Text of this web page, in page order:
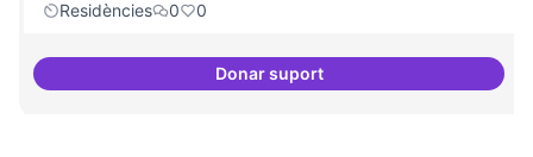
Residències
0 0
Donar suportResidències i governança